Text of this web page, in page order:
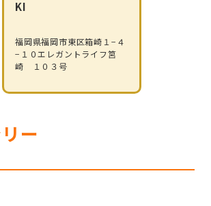
KI
福岡県福岡市東区箱崎１−４
−１０エレガントライフ筥
崎　１０３号
ー